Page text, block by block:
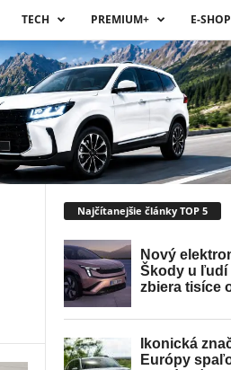
TECH PREMIUM+ E-SHOP
Najčítanejšie články TOP 5